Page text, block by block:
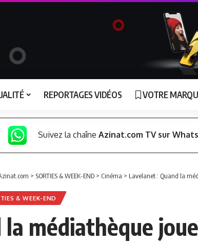
REPORTAGES VIDÉOS VOTRE
Suivez la chaîne Azinat.com TV sur
> SORTIES & WEEK-END > Cinéma > Lavelanet : Quand la
& WEEK-END
médiathèque